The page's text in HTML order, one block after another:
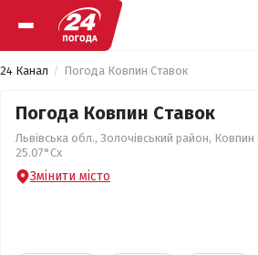
24 Канал Погода Ковпин Ставок
Погода Ковпин Ставок
Львівська обл., Золочівський район,
25.07°Сх
Змінити місто